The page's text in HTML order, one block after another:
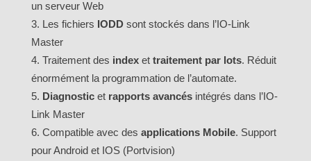
un serveur Web
Les fichiers IODDsont stockés dans l’IO-Link
Master
Traitement des indexet traitement par lots. Réduit
énormément la programmation de l’automate.
Diagnostic etrapports avancés intégrés dans l’IO-
Link Master
Compatible avec des applications Mobile. Support
pour Android et IOS (Portvision)